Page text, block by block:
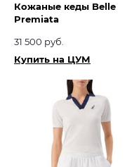
Кожаные кеды Belle
Premiata
31 500 руб.
Купить на ЦУМ